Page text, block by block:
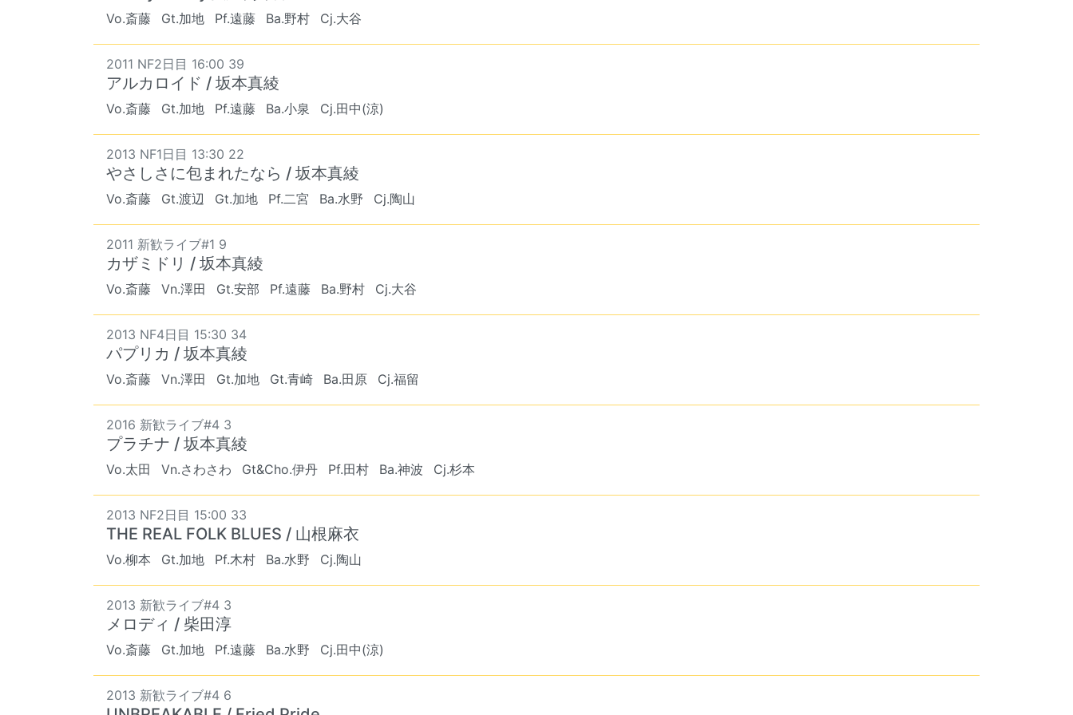
Vo.斎藤 Gt.加地 Pf.遠藤 Ba.野村 Cj.大谷
2011 NF2日目 16:00 39
アルカロイド / 坂本真綾
Vo.斎藤 Gt.加地 Pf.遠藤 Ba.小泉 Cj.田中(涼)
2013 NF1日目 13:30 22
やさしさに包まれたなら / 坂本真綾
Vo.斎藤 Gt.渡辺 Gt.加地 Pf.二宮 Ba.水野 Cj.陶山
2011 新歓ライブ#1 9
カザミドリ / 坂本真綾
Vo.斎藤 Vn.澤田 Gt.安部 Pf.遠藤 Ba.野村 Cj.大谷
2013 NF4日目 15:30 34
パプリカ / 坂本真綾
Vo.斎藤 Vn.澤田 Gt.加地 Gt.青崎 Ba.田原 Cj.福留
2016 新歓ライブ#4 3
プラチナ / 坂本真綾
Vo.太田 Vn.さわさわ Gt&Cho.伊丹 Pf.田村 Ba.神波 Cj.杉本
2013 NF2日目 15:00 33
THE REAL FOLK BLUES / 山根麻衣
Vo.柳本 Gt.加地 Pf.木村 Ba.水野 Cj.陶山
2013 新歓ライブ#4 3
メロディ / 柴田淳
Vo.斎藤 Gt.加地 Pf.遠藤 Ba.水野 Cj.田中(涼)
2013 新歓ライブ#4 6